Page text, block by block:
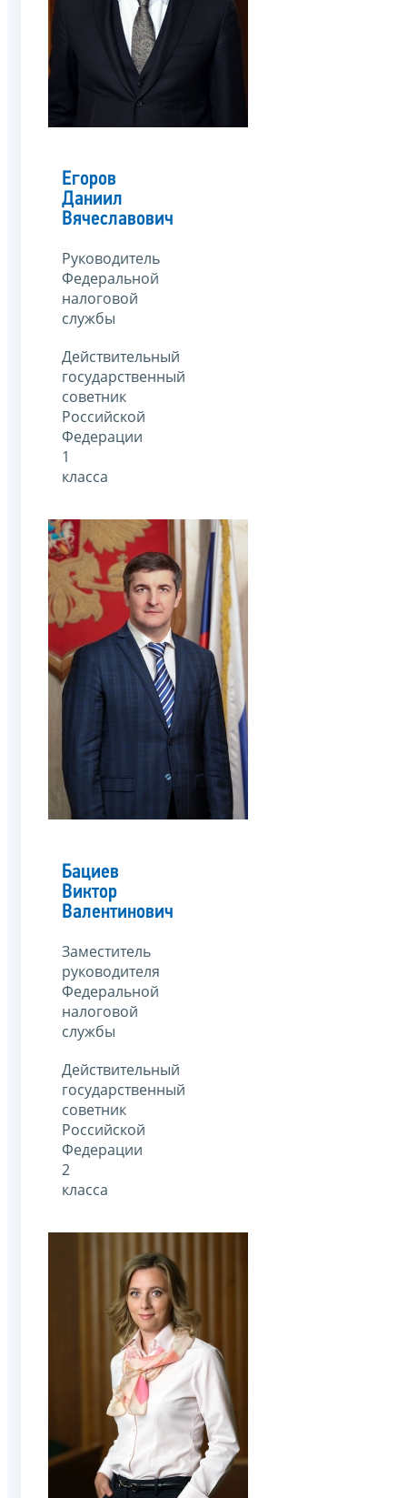
Егоров
Даниил
Вячеславович
Руководитель
Федеральной
налоговой
службы
Действительный
государственный
советник
Российской
Федерации
1
класса
Бациев
Виктор
Валентинович
Заместитель
руководителя
Федеральной
налоговой
службы
Действительный
государственный
советник
Российской
Федерации
2
класса